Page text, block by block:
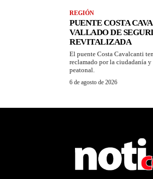
REGIÓN
PUENTE COSTA
VALLADO DE
REVITALIZADA
El puente Costa Cavalcanti
reclamado por la ciudadanía y
peatonal.
6 de agosto de 2026